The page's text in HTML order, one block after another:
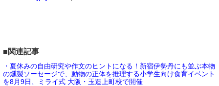
■関連記事
・夏休みの自由研究や作文のヒントになる！新宿伊勢丹にも並ぶ本物
の燻製ソーセージで、動物の正体を推理する小学生向け食育イベント
を8月9日、ミライ式 大阪・玉造上町校で開催